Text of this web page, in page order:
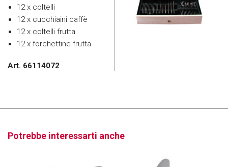
12 x coltelli
12 x cucchiaini caffè
12 x coltelli frutta
12 x forchettine frutta
Art. 66114072
Potrebbe interessarti anche